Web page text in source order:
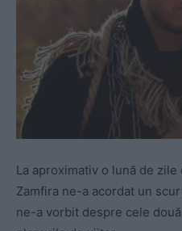
La aproximativ o lună de zile
Zamfira ne-a acordat un
ne-a vorbit despre cele